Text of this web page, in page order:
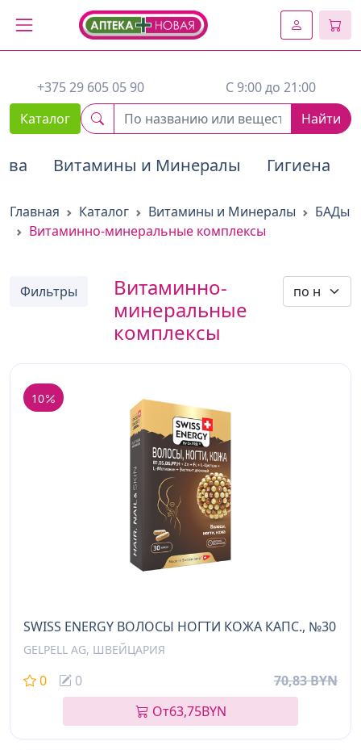
2. Вставьте этот код сразу же после открывающего тега :
+375 29 605 05 90
C 9:00 до 21:00
Каталог
Найти
Витамины и Минералы Гигиена
Главная Каталог Витамины и Минералы
БАДы
Витаминно-минеральные комплексы
Фильтры
Витаминно-
минеральные
комплексы
10
SWISS ENERGY ВОЛОСЫ НОГТИ КОЖА КАПС., №30
GELPELL AG, ШВЕЙЦАРИЯ
0 0
70,83 BYN
От63,75BYN